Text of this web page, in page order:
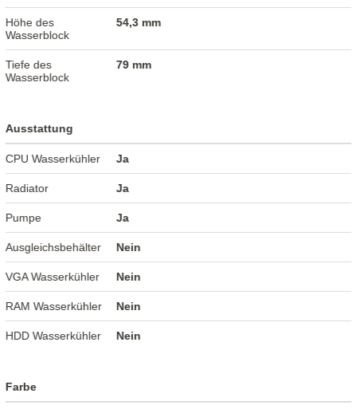
Höhe des
Wasserblock
54,3 mm
Tiefe des
Wasserblock
79 mm
Ausstattung
CPU Wasserkühler Ja
Radiator Ja
Pumpe Ja
Ausgleichsbehälter Nein
VGA Wasserkühler Nein
RAM Wasserkühler Nein
HDD Wasserkühler Nein
Farbe